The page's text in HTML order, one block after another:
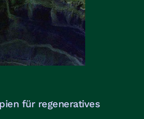
für regeneratives